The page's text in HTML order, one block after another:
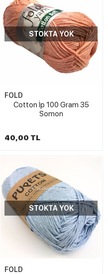
STOKTA YOK
FOLD
Cotton İp 100 Gram 35
Somon
40,00 TL
STOKTA YOK
FOLD